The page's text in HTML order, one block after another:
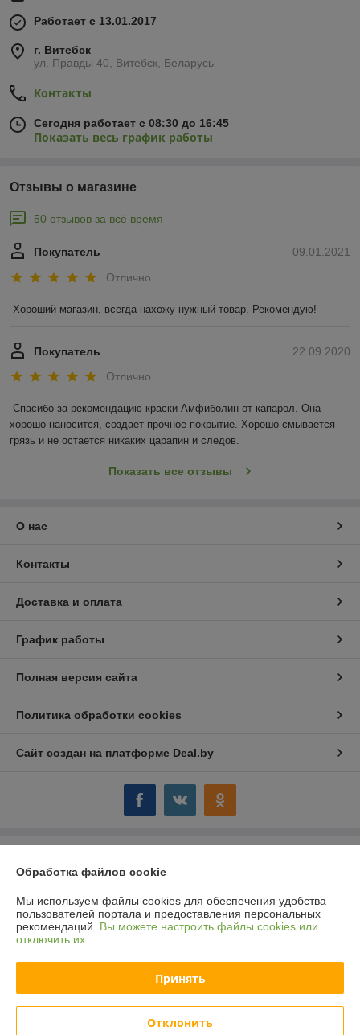
Работает с 13.01.2017
г. Витебск
ул. Правды 40, Витебск, Беларусь
Контакты
Сегодня работает с 08:30 до 16:45
Показать весь график работы
Отзывы о магазине
50 отзывов за всё время
09.01.2021
Покупатель
Отлично
Хороший магазин, всегда нахожу нужный товар. Рекомендую!
22.09.2020
Покупатель
Отлично
Спасибо за рекомендацию краски Амфиболин от капарол. Она
хорошо наносится, создает прочное покрытие. Хорошо смывается
грязь и не остается никаких царапин и следов.
Показать все отзывы
О нас
Контакты
Доставка и оплата
График работы
Полная версия сайта
Политика обработки cookies
Сайт создан на платформе Deal.by
_
Регистрационный номер ЕГР: 391808040
Регистрационный орган: Администрация Октябрьского района г.
Дата регистрации компании: 03.06.2016
Обработка файлов cookie
Мы используем файлы cookies для обеспечения удобства
пользователей портала и предоставления персональных
рекомендаций. Вы можете настроить файлы cookies или
отключить их.
Принять
Отклонить